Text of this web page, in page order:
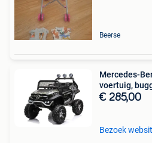
Beerse
Mercedes-
voertuig,
€ 285,00
Bezoek